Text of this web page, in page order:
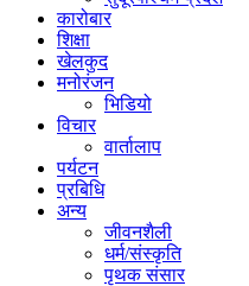
कारोबार
शिक्षा
खेलकुद
मनोरंजन
भिडियो
विचार
वार्तालाप
पर्यटन
प्रबिधि
अन्य
जीवनशैली
धर्म/संस्कृति
पृथक संसार